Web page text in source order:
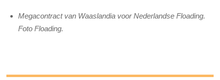
Megacontract van Waaslandia voor Nederlandse Floading.
Foto Floading.